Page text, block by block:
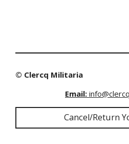
© Clercq Militaria
Email:
Cancel/Return